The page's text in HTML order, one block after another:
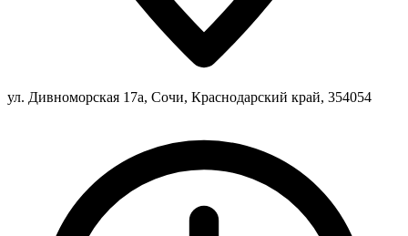
ул. Дивноморская 17а, Сочи, Краснодарский край, 354054